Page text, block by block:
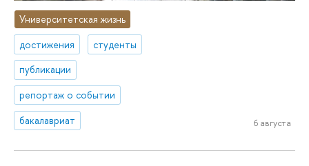
Университетская жизнь
достижения
студенты
публикации
репортаж о событии
бакалавриат
6 августа